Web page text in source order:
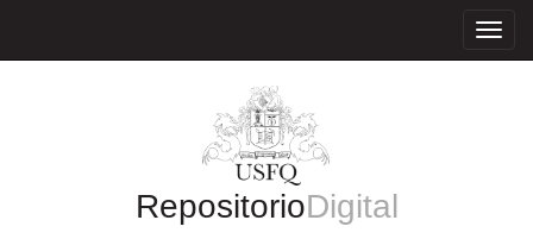
RepositorioDigital